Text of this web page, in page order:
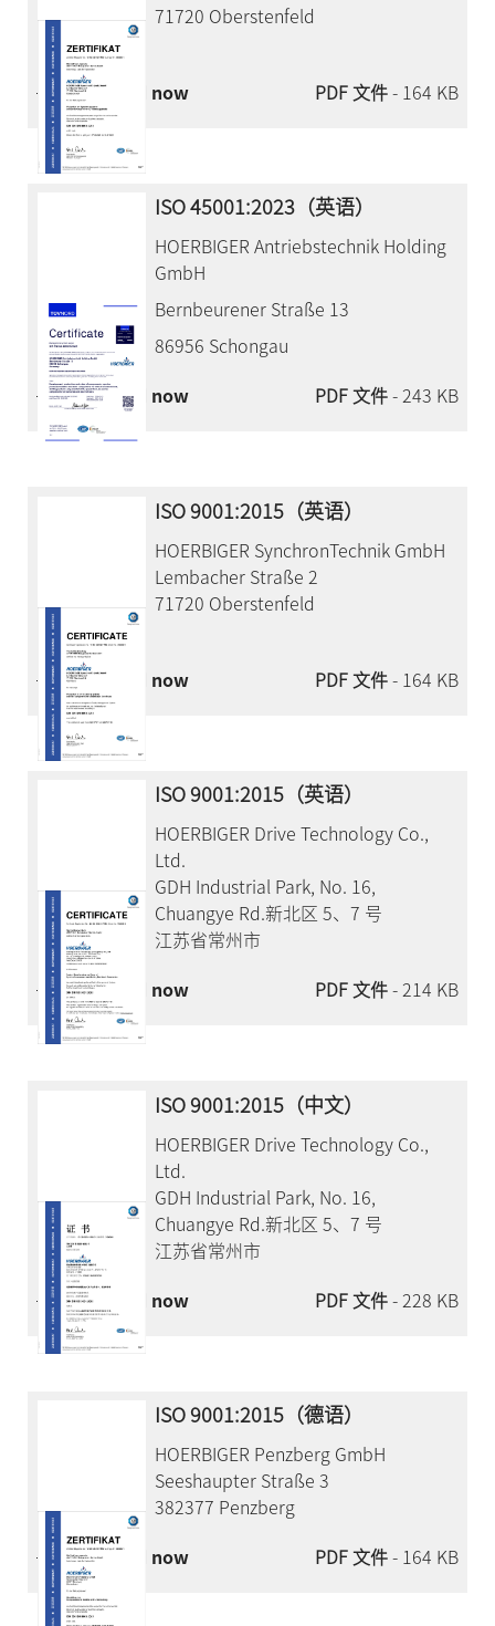
71720 Oberstenfeld
Download now PDF 文件- 164 KB
ISO 45001:2023（英语）
HOERBIGER Antriebstechnik Holding
GmbH
Bernbeurener Straße 13
86956 Schongau
Download now
PDF 文件- 243 KB
ISO 9001:2015（英语）
HOERBIGER SynchronTechnik GmbH
Lembacher Straße 2
71720 Oberstenfeld
Download now PDF 文件- 164 KB
ISO 9001:2015（英语）
HOERBIGER Drive Technology Co.,
Ltd.
GDH Industrial Park, No. 16,
Chuangye Rd.新北区 5、7 号
江苏省常州市
Download now
PDF 文件- 214 KB
ISO 9001:2015（中文）
HOERBIGER Drive Technology Co.,
Ltd.
GDH Industrial Park, No. 16,
Chuangye Rd.新北区 5、7 号
江苏省常州市
Download now
PDF 文件- 228 KB
ISO 9001:2015（德语）
HOERBIGER Penzberg GmbH
Seeshaupter Straße 3
382377 Penzberg
Download now
PDF 文件- 164 KB